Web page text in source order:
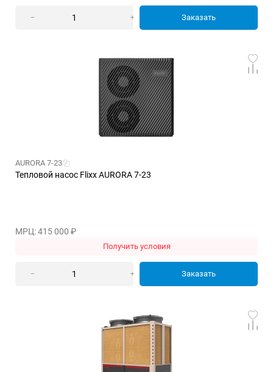
– + Заказать
AURORA 7-23
Тепловой насос Flixx AURORA 7-23
МРЦ: 415 000 ₽
Получить условия
– + Заказать